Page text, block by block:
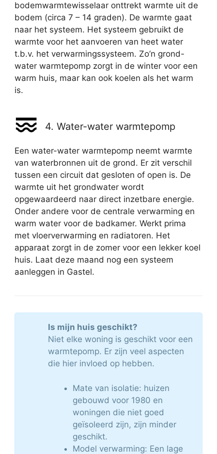
bodemwarmtewisselaar onttrekt warmte uit de
bodem (circa 7 – 14 graden). De warmte gaat
naar het systeem. Het systeem gebruikt de
warmte voor het aanvoeren van heet water
t.b.v. het verwarmingssysteem. Zo’n grond-
water warmtepomp zorgt in de winter voor een
warm huis, maar kan ook koelen als het warm
is.
4. Water-water warmtepomp
Een water-water warmtepomp neemt warmte
van waterbronnen uit de grond. Er zit verschil
tussen een circuit dat gesloten of open is. De
warmte uit het grondwater wordt
opgewaardeerd naar direct inzetbare energie.
Onder andere voor de centrale verwarming en
warm water voor de badkamer. Werkt prima
met vloerverwarming en radiatoren. Het
apparaat zorgt in de zomer voor een lekker koel
huis. Laat deze maand nog een systeem
aanleggen in Gastel.
Is mijn huis geschikt?
Niet elke woning is geschikt voor een
warmtepomp. Er zijn veel aspecten
die hier invloed op hebben.
Mate van isolatie: huizen
gebouwd voor 1980 en
woningen die niet goed
geïsoleerd zijn, zijn minder
geschikt.
Model verwarming: Een lage